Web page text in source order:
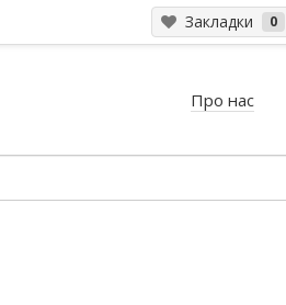
Закладки 0
Про нас